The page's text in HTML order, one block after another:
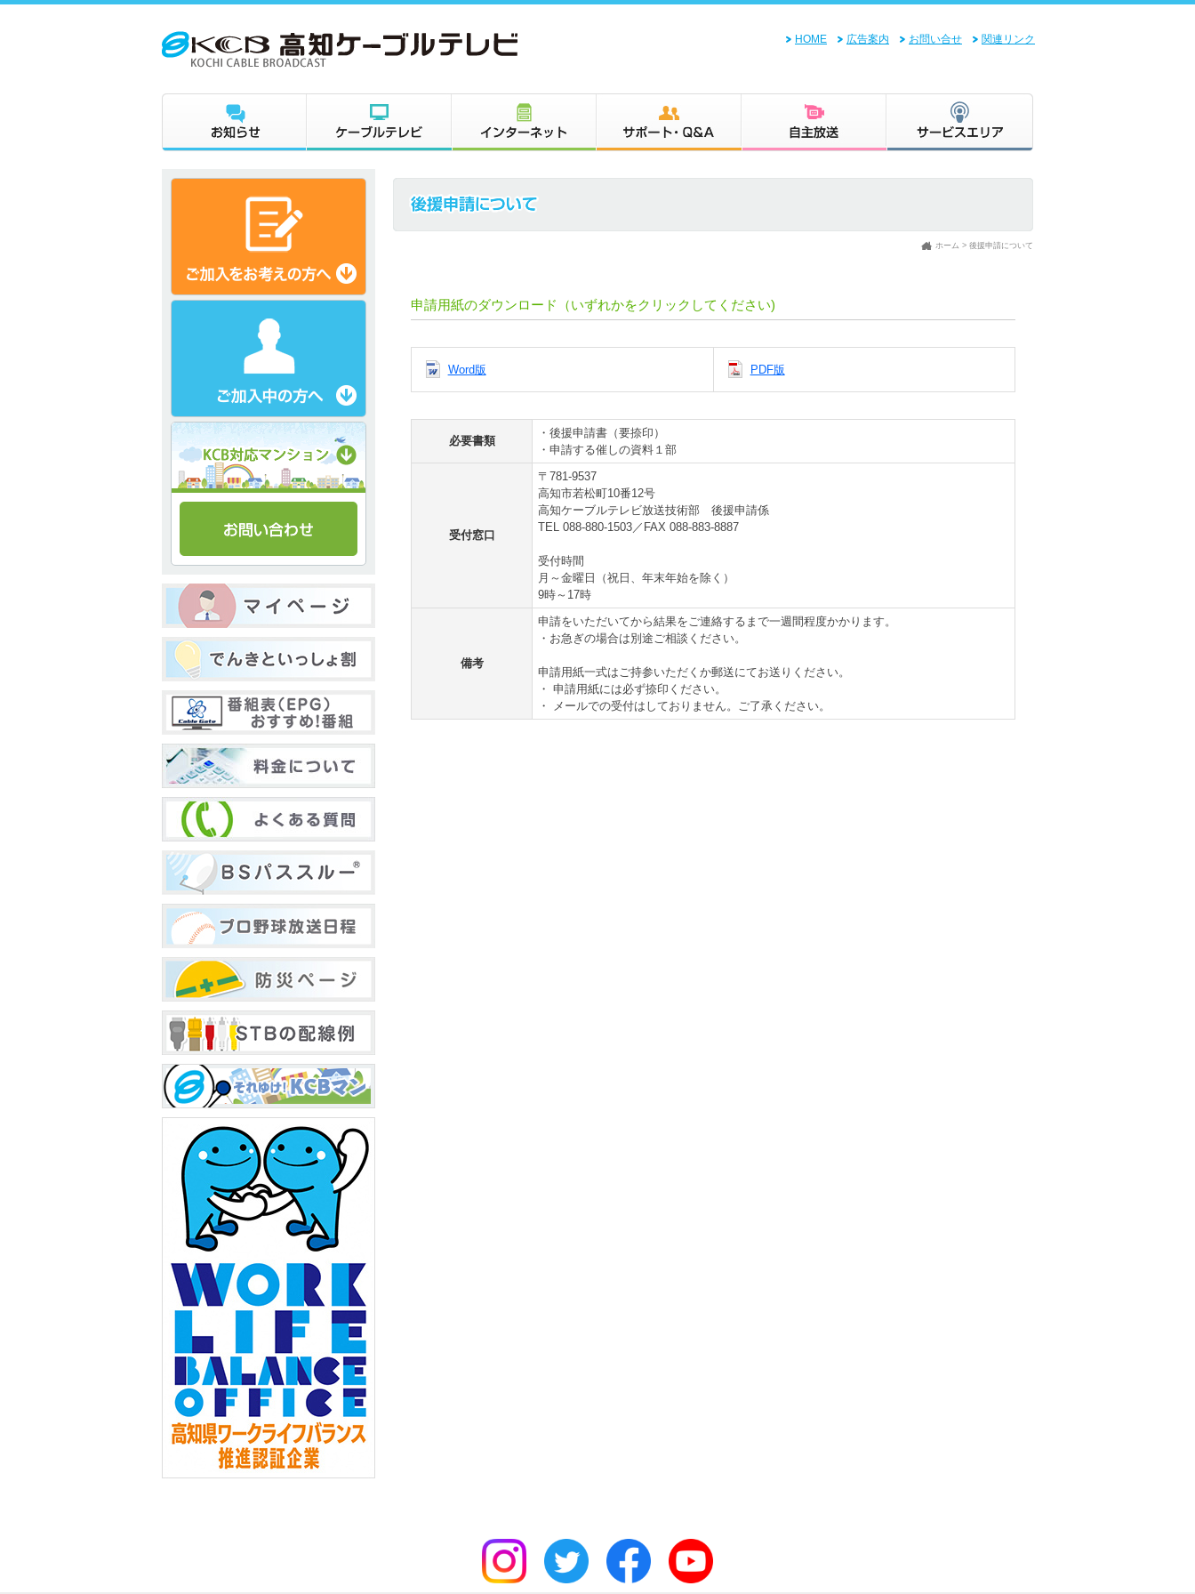
HOME 広告案内 お問い合せ 関連リンク
ホーム > 後援申請について
申請用紙のダウンロード（いずれかをクリックしてください)
Word版 PDF版
必要書類
・後援申請書（要捺印）
・申請する催しの資料１部
受付窓口
〒781-9537
高知市若松町10番12号
高知ケーブルテレビ放送技術部 後援申請係
TEL 088-880-1503／FAX 088-883-8887
受付時間
月～金曜日（祝日、年末年始を除く）
9時～17時
備考
申請をいただいてから結果をご連絡するまで一週間程度かかります。
・お急ぎの場合は別途ご相談ください。
申請用紙一式はご持参いただくか郵送にてお送りください。
・ 申請用紙には必ず捺印ください。
・ メールでの受付はしておりません。ご了承ください。